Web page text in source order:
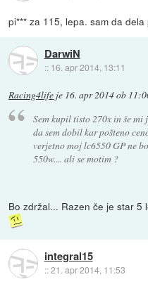
pi*** za 115, lepa. sam da dela
DarwiN
:: 16. apr 2014, 13:11
Racing4life je 16. apr 2014 ob
Sem kupil tisto 270x in še
da sem dobil kar pošteno
verjetno moj lc6550 GP ne
550w.... ali se motim ?
Bo zdržal... Razen če je star 5
integral15
::21. apr 2014, 11:53